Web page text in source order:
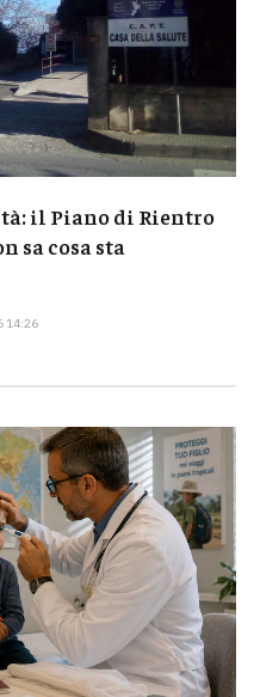
il Piano di Rientro
sa cosa sta
14:26